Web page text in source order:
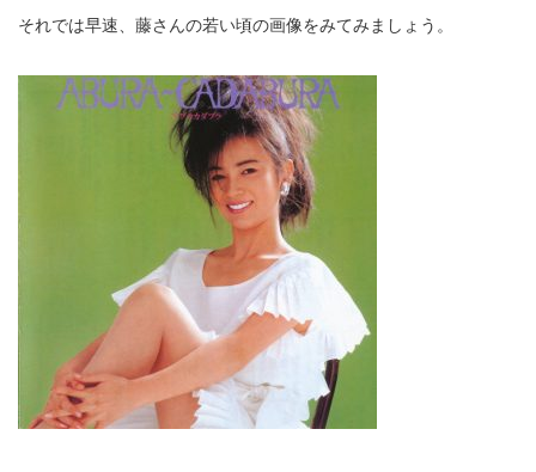
それでは早速、藤さんの若い頃の画像をみてみましょう。